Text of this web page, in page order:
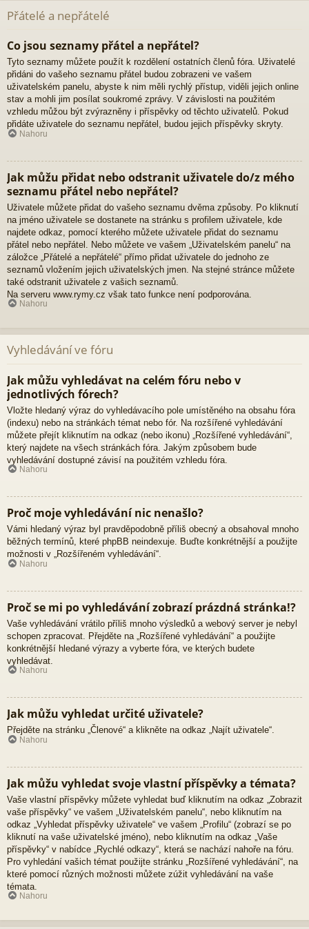
Přátelé a nepřátelé
Co jsou seznamy přátel a nepřátel?
Tyto seznamy můžete použít k rozdělení ostatních členů fóra. Uživatelé
přidáni do vašeho seznamu přátel budou zobrazeni ve vašem
uživatelském panelu, abyste k nim měli rychlý přístup, viděli jejich online
stav a mohli jim posílat soukromé zprávy. V závislosti na použitém
vzhledu můžou být zvýrazněny i příspěvky od těchto uživatelů. Pokud
přidáte uživatele do seznamu nepřátel, budou jejich příspěvky skryty.
Nahoru
Jak můžu přidat nebo odstranit uživatele do/z mého
seznamu přátel nebo nepřátel?
Uživatele můžete přidat do vašeho seznamu dvěma způsoby. Po kliknutí
na jméno uživatele se dostanete na stránku s profilem uživatele, kde
najdete odkaz, pomocí kterého můžete uživatele přidat do seznamu
přátel nebo nepřátel. Nebo můžete ve vašem „Uživatelském panelu“ na
záložce „Přátelé a nepřátelé“ přímo přidat uživatele do jednoho ze
seznamů vložením jejich uživatelských jmen. Na stejné stránce můžete
také odstranit uživatele z vašich seznamů.
Na serveru www.rymy.cz však tato funkce není podporována.
Nahoru
Vyhledávání ve fóru
Jak můžu vyhledávat na celém fóru nebo v
jednotlivých fórech?
Vložte hledaný výraz do vyhledávacího pole umístěného na obsahu fóra
(indexu) nebo na stránkách témat nebo fór. Na rozšířené vyhledávání
můžete přejít kliknutím na odkaz (nebo ikonu) „Rozšířené vyhledávání“,
který najdete na všech stránkách fóra. Jakým způsobem bude
vyhledávání dostupné závisí na použitém vzhledu fóra.
Nahoru
Proč moje vyhledávání nic nenašlo?
Vámi hledaný výraz byl pravděpodobně příliš obecný a obsahoval mnoho
běžných termínů, které phpBB neindexuje. Buďte konkrétnější a použijte
možnosti v „Rozšířeném vyhledávání“.
Nahoru
Proč se mi po vyhledávání zobrazí prázdná stránka!?
Vaše vyhledávání vrátilo příliš mnoho výsledků a webový server je nebyl
schopen zpracovat. Přejděte na „Rozšířené vyhledávání“ a použijte
konkrétnější hledané výrazy a vyberte fóra, ve kterých budete
vyhledávat.
Nahoru
Jak můžu vyhledat určité uživatele?
Přejděte na stránku „Členové“ a klikněte na odkaz „Najít uživatele“.
Nahoru
Jak můžu vyhledat svoje vlastní příspěvky a témata?
Vaše vlastní příspěvky můžete vyhledat buď kliknutím na odkaz „Zobrazit
vaše příspěvky“ ve vašem „Uživatelském panelu“, nebo kliknutím na
odkaz „Vyhledat příspěvky uživatele“ ve vašem „Profilu“ (zobrazí se po
kliknutí na vaše uživatelské jméno), nebo kliknutím na odkaz „Vaše
příspěvky“ v nabídce „Rychlé odkazy“, která se nachází nahoře na fóru.
Pro vyhledání vašich témat použijte stránku „Rozšířené vyhledávání“, na
které pomocí různých možnosti můžete zúžit vyhledávání na vaše
témata.
Nahoru